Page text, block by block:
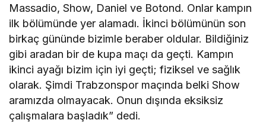
Massadio, Show, Daniel ve Botond. Onlar kampın
ilk bölümünde yer alamadı. İkinci bölümünün son
birkaç gününde bizimle beraber oldular. Bildiğiniz
gibi aradan bir de kupa maçı da geçti. Kampın
ikinci ayağı bizim için iyi geçti; fiziksel ve sağlık
olarak. Şimdi Trabzonspor maçında belki Show
aramızda olmayacak. Onun dışında eksiksiz
çalışmalara başladık” dedi.